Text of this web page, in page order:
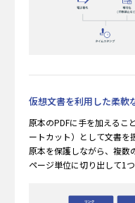
仮想⽂書を利⽤した柔軟
原本のPDFに⼿を加えるこ
ートカット）として⽂書を
原本を保護しながら、複数
ページ単位に切り出して1